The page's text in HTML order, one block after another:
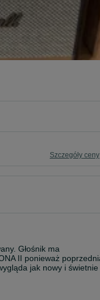
Szczegóły ceny
Głośnik ma
II ponieważ
jak nowy i świetnie